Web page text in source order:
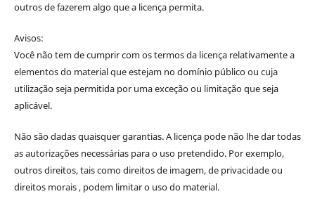
outros de fazerem algo que a licença permita.
Avisos:
Você não tem de cumprir com os termos da licença relativamente a
elementos do material que estejam no domínio público ou cuja
utilização seja permitida por uma exceção ou limitação que seja
aplicável.
Não são dadas quaisquer garantias. A licença pode não lhe dar todas
as autorizações necessárias para o uso pretendido. Por exemplo,
outros direitos, tais como direitos de imagem, de privacidade ou
direitos morais , podem limitar o uso do material.